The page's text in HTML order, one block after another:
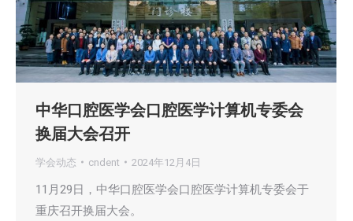
中华口腔医学会口腔医学计算机专委会
换届大会召开
学会动态 cndent 2024年12月4日
11月29日，中华口腔医学会口腔医学计算机专委会于
重庆召开换届大会。